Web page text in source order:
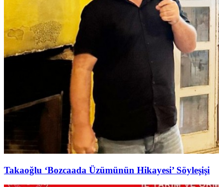
Takaoğlu ‘Bozcaada Üzümünün Hikayesi’ Söyleşişi